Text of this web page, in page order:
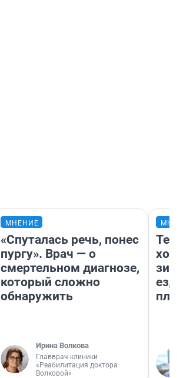
МНЕНИЕ
«Спуталась речь, понес
пургу». Врач — о
смертельном диагнозе,
который сложно
обнаружить
Ирина Волкова
Главврач клиники
«Реабилитация доктора
Волковой»
ездит